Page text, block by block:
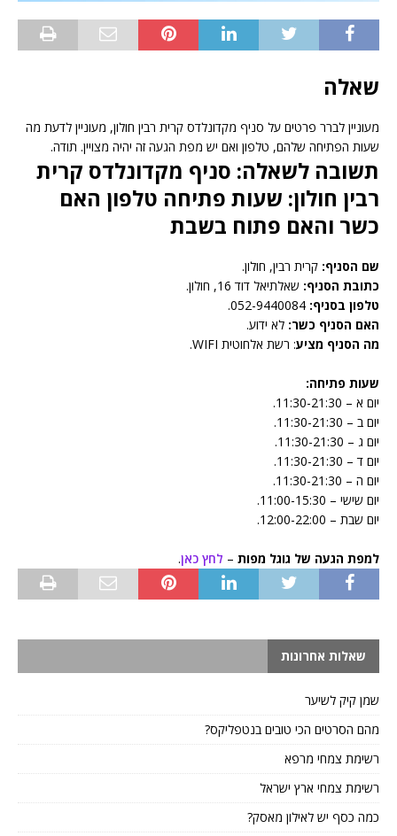
שאלה
מעוניין לברר פרטים על סניף מקדונלדס קרית רבין חולון, מעוניין לדעת מה
שעות הפתיחה שלהם, טלפון ואם יש מפת הגעה זה יהיה מצויין. תודה.
תשובה לשאלה: סניף מקדונלדס קרית
רבין חולון: שעות פתיחה טלפון האם
כשר והאם פתוח בשבת
שם הסניף: קרית רבין, חולון.
כתובת הסניף: שאלתיאל דוד 16, חולון.
טלפון בסניף:
האם הסניף כשר: לא ידוע.
מה הסניף מציע: רשת אלחוטית WIFI.
שעות פתיחה:
יום א – 11:30-21:30.
יום ב – 11:30-21:30.
יום ג – 11:30-21:30.
יום ד – 11:30-21:30.
יום ה – 11:30-21:30.
יום שישי – 11:00-15:30.
יום שבת – 12:00-22:00.
למפת הגעה של גוגל מפות – לחץ כאן.
שאלות אחרונות
שמן קיק לשיער
מהם הסרטים הכי טובים בנטפליקס?
רשימת צמחי מרפא
רשימת צמחי ארץ ישראל
כמה כסף יש לאילון מאסק?